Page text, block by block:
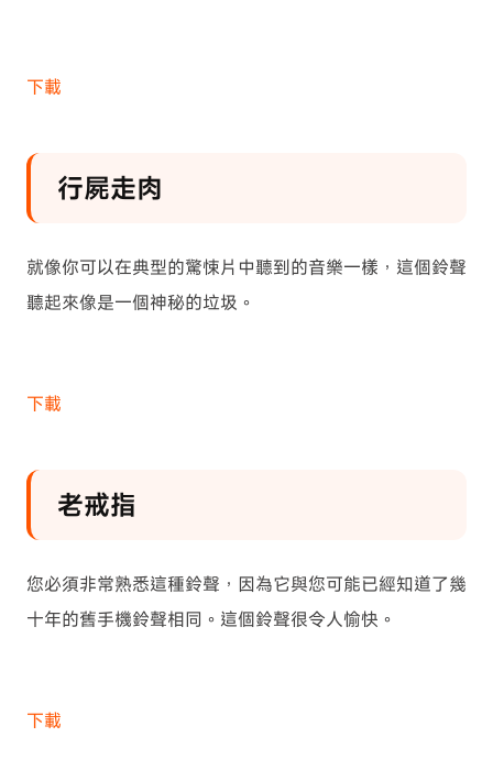
下載
行屍走肉
就像你可以在典型的驚悚片中聽到的音樂一樣，這個鈴聲
聽起來像是一個神秘的垃圾。
下載
老戒指
您必須非常熟悉這種鈴聲，因為它與您可能已經知道了幾
十年的舊手機鈴聲相同。這個鈴聲很令人愉快。
下載